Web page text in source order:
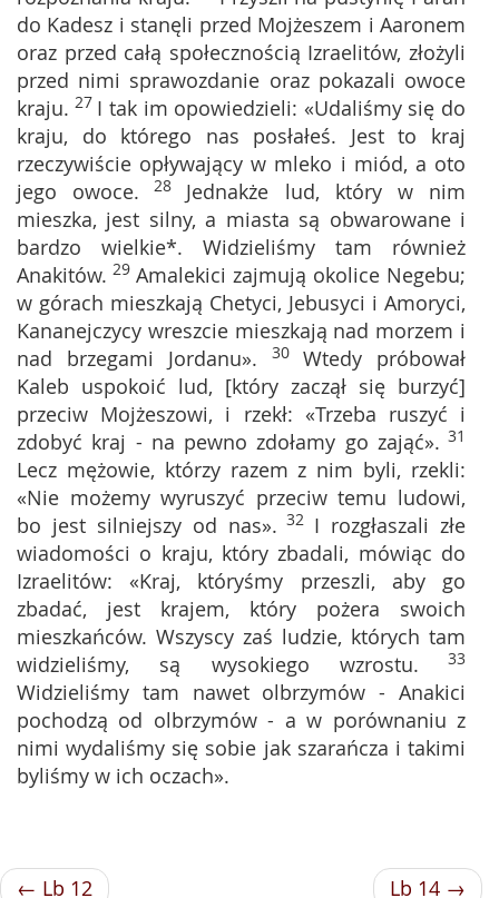
do Kadesz i stanęli przed Mojżeszem i Aaronem
oraz przed całą społecznością Izraelitów, złożyli
przed nimi sprawozdanie oraz pokazali owoce
kraju. 27 I tak im opowiedzieli: «Udaliśmy się do
kraju, do którego nas posłałeś. Jest to kraj
rzeczywiście opływający w mleko i miód, a oto
jego owoce. 28 Jednakże lud, który w nim
mieszka, jest silny, a miasta są obwarowane i
bardzo wielkie*. Widzieliśmy tam również
Anakitów. 29 Amalekici zajmują okolice Negebu;
w górach mieszkają Chetyci, Jebusyci i Amoryci,
Kananejczycy wreszcie mieszkają nad morzem i
nad brzegami Jordanu». 30 Wtedy próbował
Kaleb uspokoić lud, [który zaczął się burzyć]
przeciw Mojżeszowi, i rzekł: «Trzeba ruszyć i
zdobyć kraj - na pewno zdołamy go zająć». 31
Lecz mężowie, którzy razem z nim byli, rzekli:
«Nie możemy wyruszyć przeciw temu ludowi,
bo jest silniejszy od nas». 32 I rozgłaszali złe
wiadomości o kraju, który zbadali, mówiąc do
Izraelitów: «Kraj, któryśmy przeszli, aby go
zbadać, jest krajem, który pożera swoich
mieszkańców. Wszyscy zaś ludzie, których tam
widzieliśmy, są wysokiego wzrostu. 33
Widzieliśmy tam nawet olbrzymów - Anakici
pochodzą od olbrzymów - a w porównaniu z
nimi wydaliśmy się sobie jak szarańcza i takimi
byliśmy w ich oczach».
← Lb 12 Lb 14 →